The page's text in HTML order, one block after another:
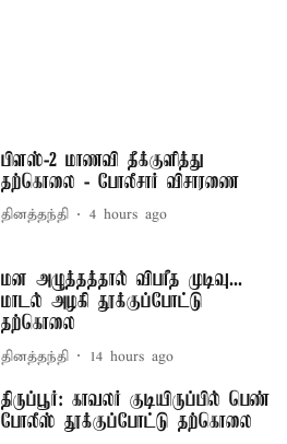
பிளஸ்-2 மாணவி தீக்குளித்து
தற்கொலை - போலீசார் விசாரணை
தினத்தந்தி 4 hours ago
மன அழுத்தத்தால் விபரீத முடிவு...
மாடல் அழகி தூக்குப்போட்டு
தற்கொலை
தினத்தந்தி 14 hours ago
திருப்பூர்: காவலர் குடியிருப்பில் பெண்
போலீஸ் தூக்குப்போட்டு தற்கொலை